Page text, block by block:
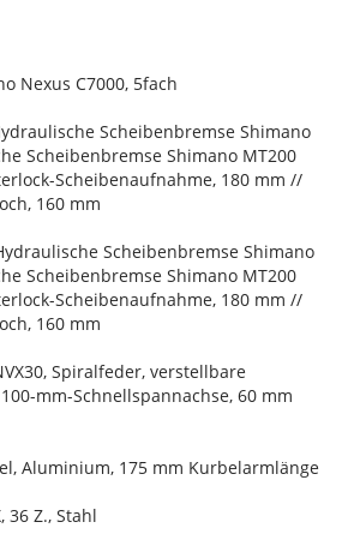
Nexus C7000, 5fach
Scheibenbremse Shimano
Scheibenbremse Shimano MT200
Scheibenaufnahme, 180 mm //
160 mm
Scheibenbremse Shimano
Scheibenbremse Shimano MT200
Scheibenaufnahme, 180 mm //
160 mm
Spiralfeder, verstellbare
mm-Schnellspannachse, 60 mm
Aluminium, 175 mm Kurbelarmlänge
36 Z., Stahl